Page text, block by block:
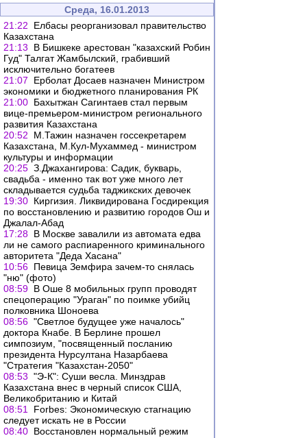
Среда, 16.01.2013
21:22
Елбасы реорганизовал правительство
Казахстана
21:13
В Бишкеке арестован "казахский Робин
Гуд" Талгат Жамбылский, грабивший
исключительно богатеев
21:07
Ерболат Досаев назначен Министром
экономики и бюджетного планирования РК
21:00 Бахытжан Сагинтаев стал первым
вице-премьером-министром регионального
развития Казахстана
20:52
М.Тажин назначен госсекретарем
Казахстана, М.Кул-Мухаммед - министром
культуры и информации
20:25 З.Джахангирова: Садик, букварь,
свадьба - именно так вот уже много лет
складывается судьба таджикских девочек
19:30 Киргизия. Ликвидирована Госдирекция
по восстановлению и развитию городов Ош и
Джалал-Абад
17:28 В Москве завалили из автомата едва
ли не самого распиаренного криминального
авторитета "Деда Хасана"
10:56 Певица Земфира зачем-то снялась
"ню" (фото)
08:59 В Оше 8 мобильных групп проводят
спецоперацию "Ураган" по поимке убийц
полковника Шоноева
08:56 "Светлое будущее уже началось"
доктора Кнабе. В Берлине прошел
симпозиум, "посвященный посланию
президента Нурсултана Назарбаева
"Стратегия "Казахстан-2050"
08:53 "Э-К": Суши весла. Минздрав
Казахстана внес в черный список США,
Великобританию и Китай
08:51
Forbes: Экономическую стагнацию
следует искать не в России
08:40 Восстановлен нормальный режим